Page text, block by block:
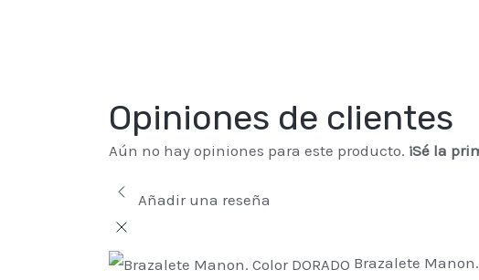
Opiniones de clientes
Aún no hay opiniones para este producto. ¡Sé la
Añadir una reseña
Brazalete Manon.